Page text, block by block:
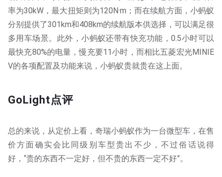
率为30kW，最大扭矩则为120N·m；而在续航方面，小蚂蚁
分别提供了301km和408km的续航版本供选择，可以满足很
多用车场景。此外，小蚂蚁还带有快充功能，0.5小时可以
最快充80%的电量，慢充要11小时，而相比五菱宏光MINIE
V的各项配置及功能来说，小蚂蚁贵就贵在这上面。
GoLight点评
总的来说，从定价上看，奇瑞小蚂蚁作为一台微型车，在售
价方面确实会比同级别车型贵出不少，不过俗话说得
好，“贵的东西不一定好，但不贵的东西一定不好”。